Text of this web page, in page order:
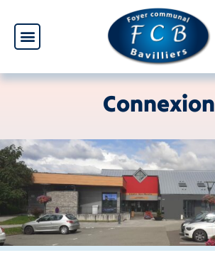
Connexion
Panneau de gestion des cookies